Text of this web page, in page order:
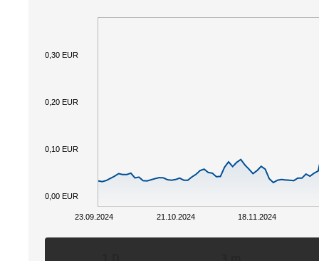
21.10.2024 18.11.2024
23.09.2024
0,00 EUR
0,10 EUR
0,20 EUR
0,30 EUR